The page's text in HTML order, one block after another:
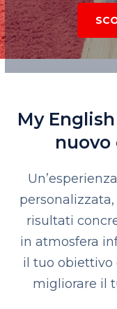
My
nuovo
risultati
in atmosfera
il tuo obiettivo
migliorare il